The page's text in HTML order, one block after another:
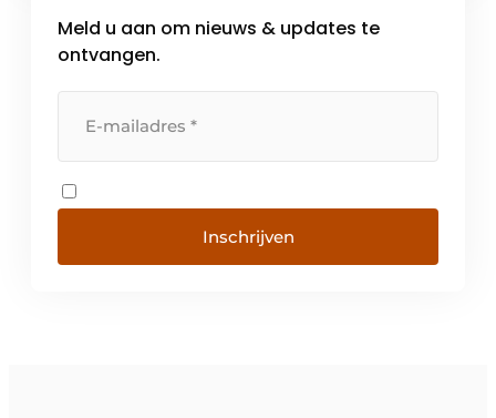
Meld u aan om nieuws & updates te
ontvangen.
Inschrijven